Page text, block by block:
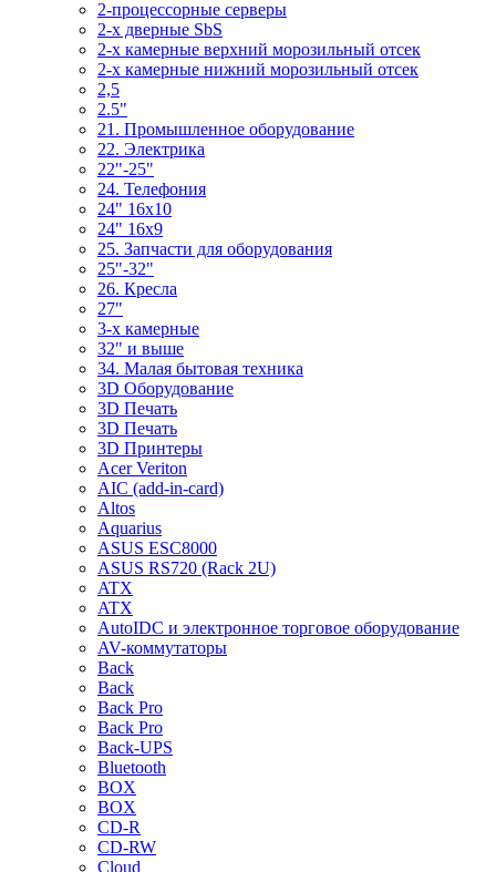
2-процессорные серверы
2-х дверные SbS
2-х камерные верхний морозильный отсек
2-х камерные нижний морозильный отсек
2,5
2.5"
21. Промышленное оборудование
22. Электрика
22"-25"
24. Телефония
24" 16x10
24" 16x9
25. Запчасти для оборудования
25"-32"
26. Кресла
27"
3-x камерные
32" и выше
34. Малая бытовая техника
3D Оборудование
3D Печать
3D Печать
3D Принтеры
Acer Veriton
AIC (add-in-card)
Altos
Aquarius
ASUS ESC8000
ASUS RS720 (Rack 2U)
ATX
ATX
AutoIDC и электронное торговое оборудование
AV-коммутаторы
Back
Back
Back Pro
Back Pro
Back-UPS
Bluetooth
BOX
BOX
CD-R
CD-RW
Cloud